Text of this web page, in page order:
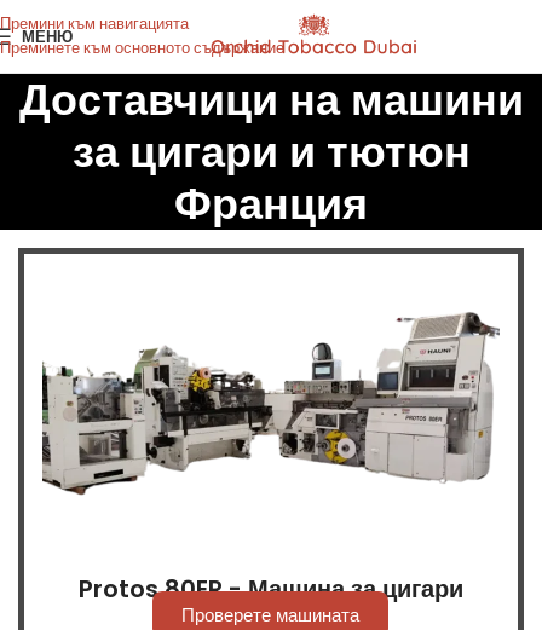
Премини към навигацията
Преминете към основното съдържание
МЕНЮ
Доставчици на машини
за цигари и тютюн
Франция
Protos 80ER - Машина за цигари
Проверете машината